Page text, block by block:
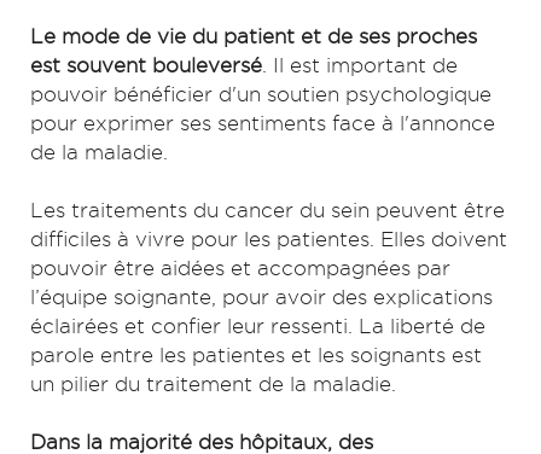
Le mode de vie du patient et de ses proches
est souvent bouleversé . Il est important de
pouvoir bénéficier d'un soutien psychologique
pour exprimer ses sentiments face à l'annonce
de la maladie.
Les traitements du cancer du sein peuvent être
difficiles à vivre pour les patientes. Elles doivent
pouvoir être aidées et accompagnées par
l’équipe soignante, pour avoir des explications
éclairées et confier leur ressenti. La liberté de
parole entre les patientes et les soignants est
un pilier du traitement de la maladie.
Dans la majorité des hôpitaux, des